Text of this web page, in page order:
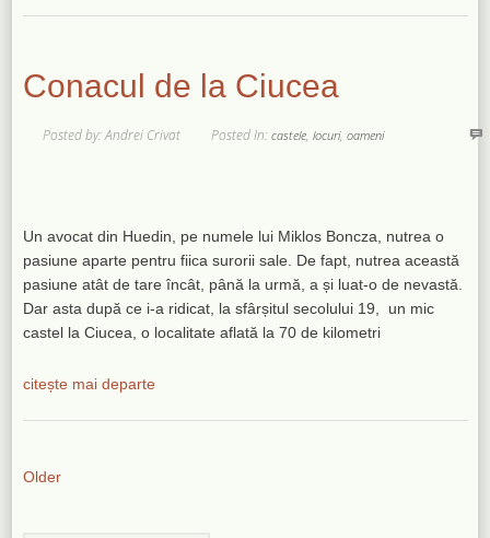
Conacul de la Ciucea
Posted by: Andrei Crivat Posted In:castele,locuri,oameni
Un avocat din Huedin, pe numele lui Miklos Boncza, nutrea o
pasiune aparte pentru fiica surorii sale. De fapt, nutrea această
pasiune atât de tare încât, până la urmă, a și luat-o de nevastă.
Dar asta după ce i-a ridicat, la sfârșitul secolului 19, un mic
castel la Ciucea, o localitate aflată la 70 de kilometri
citește mai departe
Older